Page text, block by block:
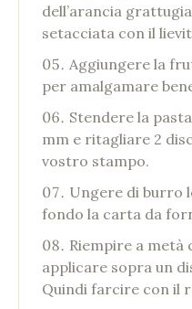
dell’arancia
setacciata con il
Aggiungere la
per amalgamare
Stendere la
mm e ritagliare 2
vostro stampo.
Ungere di burro
fondo la carta da
Riempire a metà
applicare sopra un
Quindi farcire con il